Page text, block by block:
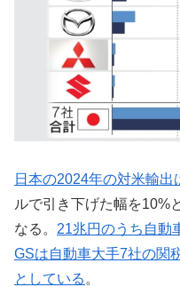
日本の2024年の対米輸出
ルで引き下げた幅を10%
なる。 21兆円のうち自動
GSは自動車大手7社の関
としている 。